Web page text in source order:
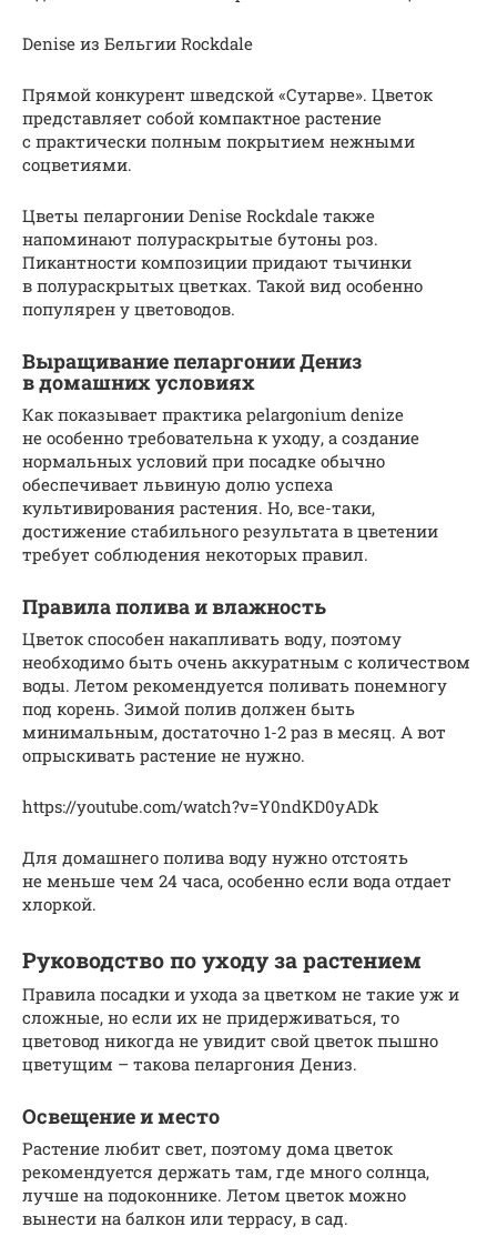
Denise из Бельгии Rockdale
Прямой конкурент шведской «Сутарве». Цветок
представляет собой компактное растение
с практически полным покрытием нежными
соцветиями.
Цветы пеларгонии Denise Rockdale также
напоминают полураскрытые бутоны роз.
Пикантности композиции придают тычинки
в полураскрытых цветках. Такой вид особенно
популярен у цветоводов.
Выращивание пеларгонии Дениз
в домашних условиях
Как показывает практика pelargonium denize
не особенно требовательна к уходу, а создание
нормальных условий при посадке обычно
обеспечивает львиную долю успеха
культивирования растения. Но, все-таки,
достижение стабильного результата в цветении
требует соблюдения некоторых правил.
Правила полива и влажность
Цветок способен накапливать воду, поэтому
необходимо быть очень аккуратным с количеством
воды. Летом рекомендуется поливать понемногу
под корень. Зимой полив должен быть
минимальным, достаточно 1-2 раз в месяц. А вот
опрыскивать растение не нужно.
https://youtube.com/watch?v=Y0ndKD0yADk
Для домашнего полива воду нужно отстоять
не меньше чем 24 часа, особенно если вода отдает
хлоркой.
Руководство по уходу за растением
Правила посадки и ухода за цветком не такие уж и
сложные, но если их не придерживаться, то
цветовод никогда не увидит свой цветок пышно
цветущим – такова пеларгония Дениз.
Освещение и место
Растение любит свет, поэтому дома цветок
рекомендуется держать там, где много солнца,
лучше на подоконнике. Летом цветок можно
вынести на балкон или террасу, в сад.